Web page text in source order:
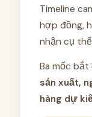
Timeline
hợp đồng,
nhận cụ
Ba mốc bắt
sản xuất,
hàng dự